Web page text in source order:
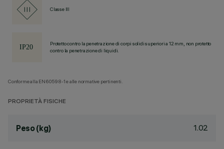
Classe III
Protetto contro la penetrazione di corpi solidi superiori a 12 mm, non protetto
contro la penetrazione di liquidi.
Conforme alla EN60598-1 e alle normative pertinenti.
PROPRIETÀ FISICHE
Peso (kg) 1.02